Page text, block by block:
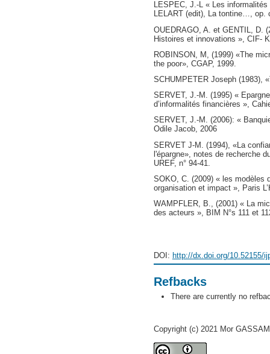
LESPEC, J.-L « Les
LELART (edit), La tontine…, op.
OUEDRAGO, A. et GENTIL, D.
Histoires et innovations », CIF-
ROBINSON, M, (1999) «The
the poor», CGAP, 1999.
SCHUMPETER Joseph (1983),
SERVET, J.-M. (1995) «
d’informalités financières »,
SERVET, J.-M. (2006): «
Odile Jacob, 2006
SERVET J-M. (1994), «La
l'épargne», notes de recherche
UREF, n° 94-41.
SOKO, C. (2009) « les modèles
organisation et impact », Paris
WAMPFLER, B., (2001) « La
des acteurs », BIM N°s 111 et
DOI: http://dx.doi.org/10.52155/
Refbacks
There are currently no
Copyright (c) 2021 Mor